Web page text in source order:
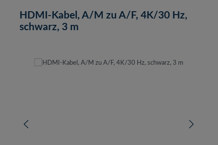
HDMI-Kabel, A/M zu A/F, 4K/30 Hz,
schwarz, 3 m
Bildergalerie überspringen